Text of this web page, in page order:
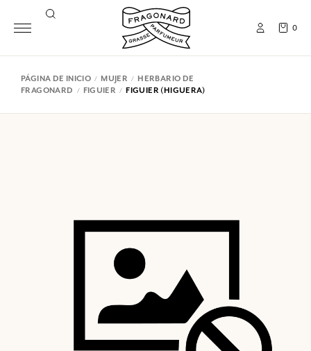
0
PÁGINA DE INICIO MUJER
HERBARIO DE
FRAGONARD
FIGUIER FIGUIER (HIGUERA)